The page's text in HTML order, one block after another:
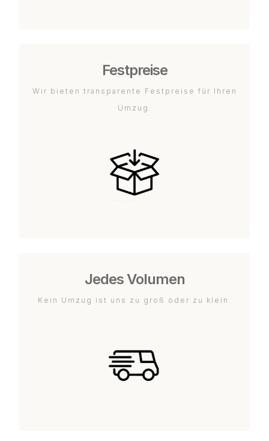
Festpreise
Wir bieten transparente Festpreise für Ihren
Umzug.
Jedes Volumen
Kein Umzug ist uns zu groß oder zu klein.